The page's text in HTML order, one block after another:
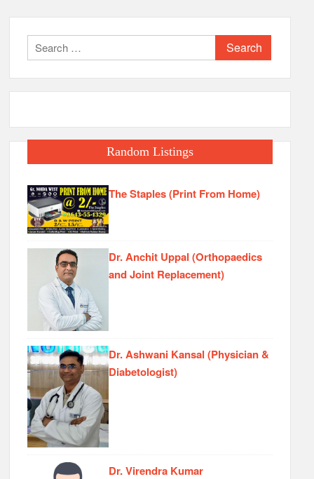
Search
for:
Random Listings
The Staples (Print From Home)
Dr. Anchit Uppal (Orthopaedics
and Joint Replacement)
Dr. Ashwani Kansal (Physician &
Diabetologist)
Dr. Virendra Kumar